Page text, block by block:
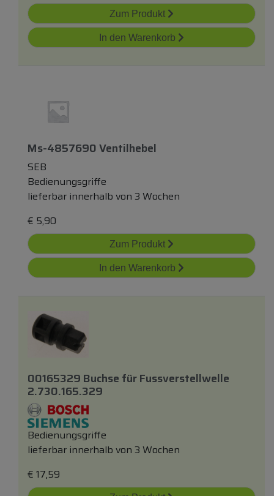
Zum Produkt
In den Warenkorb
Ms-4857690 Ventilhebel
SEB
Bedienungsgriffe
lieferbar innerhalb von 3 Wochen
€ 5,90
Zum Produkt
In den Warenkorb
00165329 Buchse fürFussverstellwelle
2.730.165.329
Bedienungsgriffe
lieferbar innerhalb von 3 Wochen
€ 17,59